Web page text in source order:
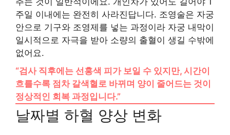
주일 이내에는 완전히 사라진답니다. 조영술은 자궁
안으로 기구와 조영제를 넣는 과정이라 자궁 내막이
일시적으로 자극을 받아 소량의 출혈이 생길 수밖에
없어요.
“검사 직후에는 선홍색 피가 보일 수 있지만, 시간이
흐를수록 점차 갈색혈로 바뀌며 양이 줄어드는 것이
정상적인 회복 과정입니다.”
날짜별 하혈 양상 변화